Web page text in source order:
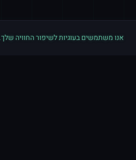
אנו משתמשים בעוגיות לשיפור החוויה